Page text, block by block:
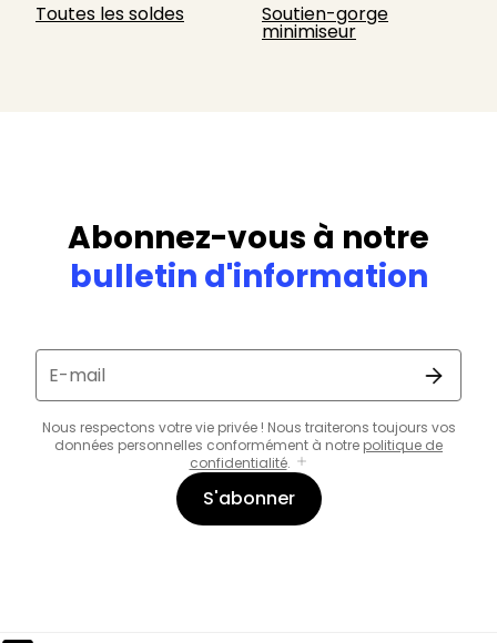
Toutes les soldes
Soutien-gorge
minimiseur
Abonnez-vous à notre
bulletin d'information
E-mail
Nous respectons votre vie privée ! Nous traiterons toujours vos
données personnelles conformément à notre politique de
confidentialité.
S'abonner